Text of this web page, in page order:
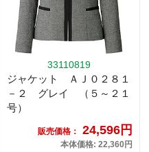
33110819
ジャケット ＡＪ０２８１
－２ グレイ （５～２１
号）
販売価格： 24,596円
本体価格: 22,360円